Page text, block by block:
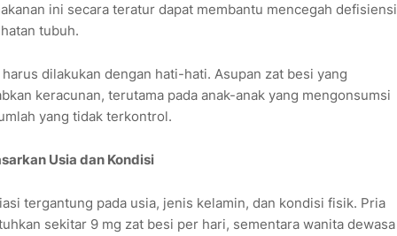
ini secara teratur dapat membantu mencegah defisiensi
tubuh.
dilakukan dengan hati-hati. Asupan zat besi yang
keracunan, terutama pada anak-anak yang mengonsumsi
yang tidak terkontrol.
Usia dan Kondisi
tergantung pada usia, jenis kelamin, dan kondisi fisik. Pria
sekitar 9 mg zat besi per hari, sementara wanita dewasa